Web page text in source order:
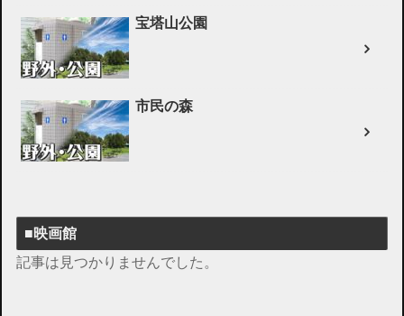
宝塔山公園
市民の森
■映画館
記事は見つかりませんでした。